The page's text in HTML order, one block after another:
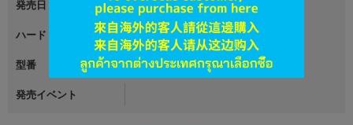
発売日 2016年12月08日
ハード ニンテンドー3DS
型番 CTR-P-ADQJ
発売イベント